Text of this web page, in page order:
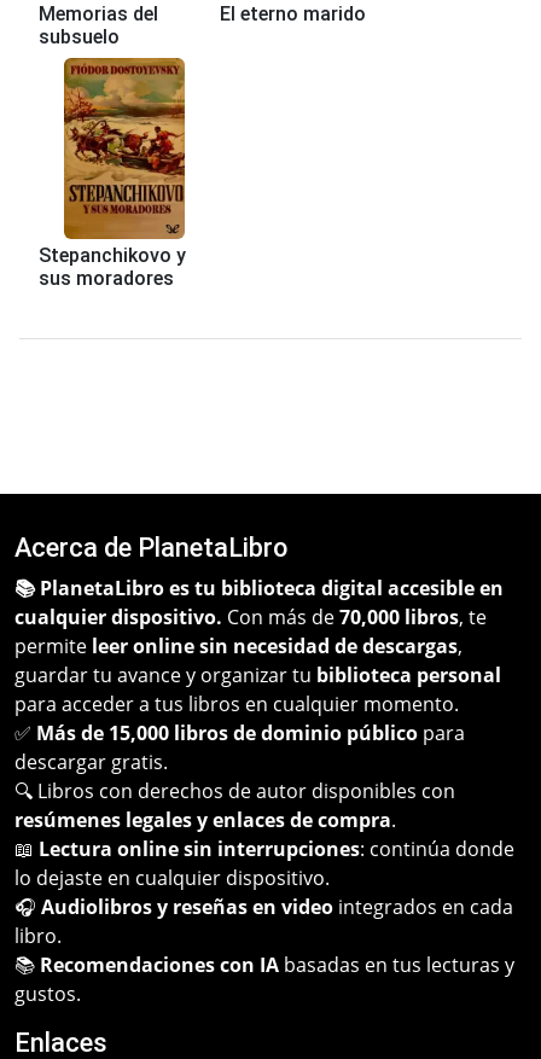
Memorias del
subsuelo
El eterno marido
Stepanchikovo y
sus moradores
Acerca de PlanetaLibro
📚 PlanetaLibro es tu biblioteca digital accesible en
cualquier dispositivo. Con más de70,000 libros, te
permite leer online sin necesidad de descargas,
guardar tu avance y organizar tu biblioteca personal
para acceder a tus libros en cualquier momento.
✅ Más de 15,000 libros de dominio público para
descargar gratis.
🔍 Libros con derechos de autor disponibles con
resúmenes legales y enlaces de compra.
📖 Lectura online sin interrupciones: continúa donde
lo dejaste en cualquier dispositivo.
🎧 Audiolibros y reseñas en video integrados en cada
libro.
📚 Recomendaciones con IA basadas en tus lecturas y
gustos.
Enlaces